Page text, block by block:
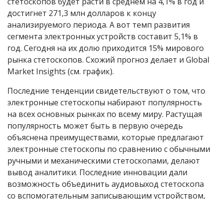
достигнет 271,3 млн долларов к концу
анализируемого периода. А вот темп развития
сегмента электронных устройств составит 5,1% в
год. Сегодня на их долю приходится 15% мирового
рынка стетоскопов. Схожий прогноз делает и Global
Market Insights (см. график).
Последние тенденции свидетельствуют о том, что
электронные стетоскопы набирают популярность
на всех основных рынках по всему миру. Растущая
популярность может быть в первую очередь
объяснена преимуществами, которые предлагают
электронные стетоскопы по сравнению с обычными
ручными и механическими стетоскопами, делают
вывод аналитики. Последние инновации дали
возможность объединить аудиовыход стетоскопа
со вспомогательным записывающим устройством,